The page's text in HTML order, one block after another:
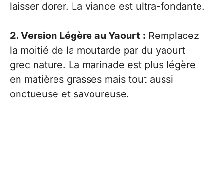
laisser dorer. La viande est ultra-fondante.
2. Version Légère au Yaourt : Remplacez
la moitié de la moutarde par du yaourt
grec nature. La marinade est plus légère
en matières grasses mais tout aussi
onctueuse et savoureuse.